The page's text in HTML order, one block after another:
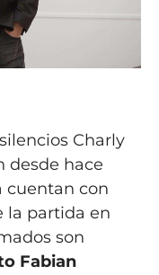
Charly
desde hace
cuentan con
la partida en
son
Fabian